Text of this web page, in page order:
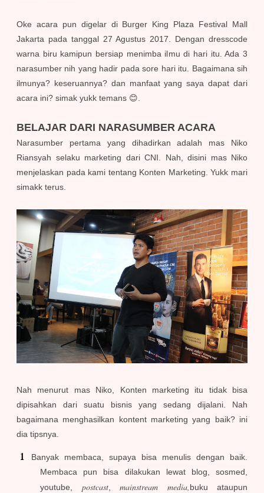
Oke acara pun digelar di Burger King Plaza Festival Mall
Jakarta pada tanggal 27 Agustus 2017. Dengan dresscode
warna biru kamipun bersiap menimba ilmu di hari itu. Ada 3
narasumber nih yang hadir pada sore hari itu. Bagaimana sih
ilmunya? keseruannya? dan manfaat yang saya dapat dari
acara ini? simak yukk temans 😊.
BELAJAR DARI NARASUMBER ACARA
Narasumber pertama yang dihadirkan adalah mas Niko
Riansyah selaku marketing dari CNI. Nah, disini mas Niko
menjelaskan pada kami tentang Konten Marketing. Yukk mari
simakk terus.
Nah menurut mas Niko, Konten marketing itu tidak bisa
dipisahkan dari suatu bisnis yang sedang dijalani. Nah
bagaimana menghasilkan kontent marketing yang baik? ini
dia tipsnya.
Banyak membaca, supaya bisa menulis dengan baik.
Membaca pun bisa dilakukan lewat blog, sosmed,
youtube, postcast, mainstream media,buku ataupun